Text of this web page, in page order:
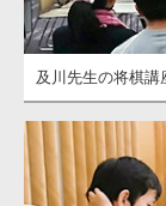
及川先生の将棋講